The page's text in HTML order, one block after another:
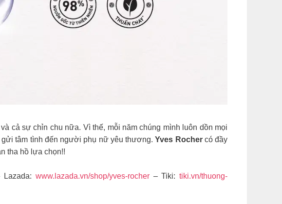
cả sự chỉn chu nữa. Vì thế, mỗi năm chúng mình luôn dồn mọi
gửi tâm tình đến người phụ nữ yêu thương.Yves Rochercó đầy
tha hồ lựa chọn!!
Lazada: www.lazada.vn/shop/yves-rocher– Tiki: tiki.vn/thuong-